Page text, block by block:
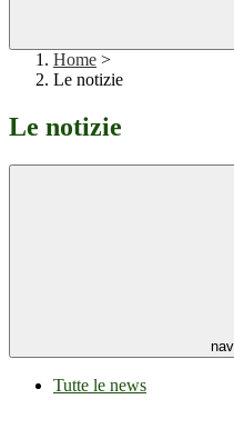
Home >
Le notizie
Le notizie
Tutte le news